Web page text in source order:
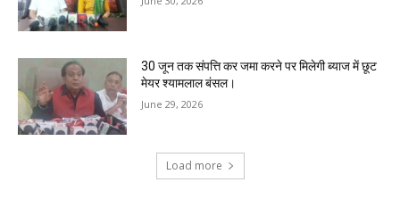
30 जून तक संपत्ति कर जमा करने पर मिलेगी ब्याज में छूट
मेयर श्यामलाल बंसल।
June 29, 2026
Load more